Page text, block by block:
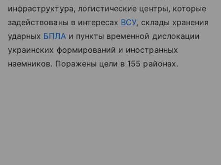
инфраструктура, логистические центры, которые
задействованы в интересах ВСУ, склады хранения
ударных БПЛАи пункты временной дислокации
украинских формирований и иностранных
наемников. Поражены цели в 155 районах.